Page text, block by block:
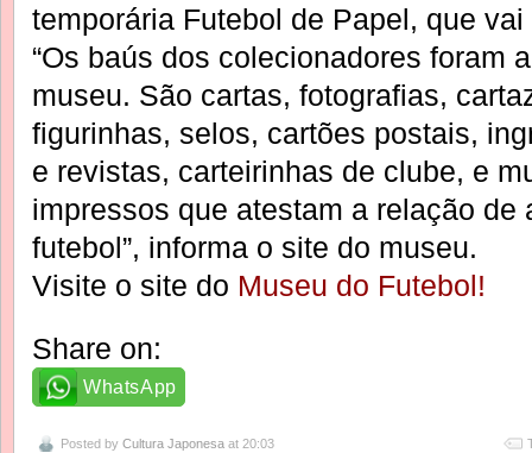
temporária Futebol de Papel, que
“Os baús dos colecionadores foram
museu. São cartas, fotografias,
figurinhas, selos, cartões postais,
e revistas, carteirinhas de clube, e
impressos que atestam a relação de
futebol”, informa o site do museu.
Visite o site do Museu do Futebol!
Share on:
WhatsApp
Posted by Cultura Japonesa at 20:03